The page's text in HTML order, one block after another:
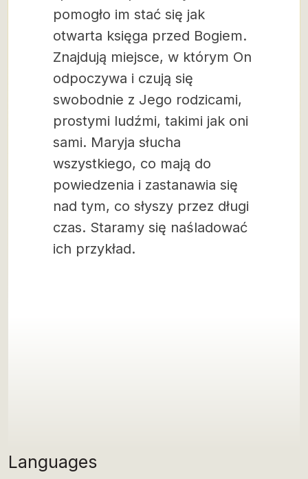
Languages
pomogło im stać się jak
otwarta księga przed Bogiem.
Znajdują miejsce, w którym On
odpoczywa i czują się
swobodnie z Jego rodzicami,
prostymi ludźmi, takimi jak oni
sami. Maryja słucha
wszystkiego, co mają do
powiedzenia i zastanawia się
nad tym, co słyszy przez długi
czas. Staramy się naśladować
ich przykład.